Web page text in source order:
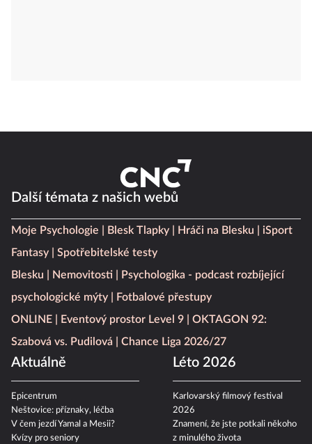
Další témata z našich webů
Moje Psychologie Blesk Tlapky Hráči na Blesku
iSport
Fantasy
Spotřebitelské testy
Blesku
Nemovitosti
Psychologika - podcast rozbíjející
psychologické mýty
Fotbalové přestupy
ONLINE
Eventový prostor Level 9
OKTAGON 92:
Szabová vs. Pudilová
Chance Liga 2026/27
Aktuálně
Epicentrum
Neštovice: příznaky, léčba
V čem jezdí Yamal a Mesii?
Kvízy pro seniory
Léto 2026
Karlovarský filmový festival
2026
Znamení, že jste potkali někoho
z minulého života